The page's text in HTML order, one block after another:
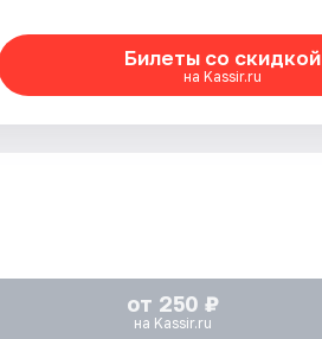
Билеты со скидкой
на Kassir.ru
от 250 ₽
на Kassir.ru